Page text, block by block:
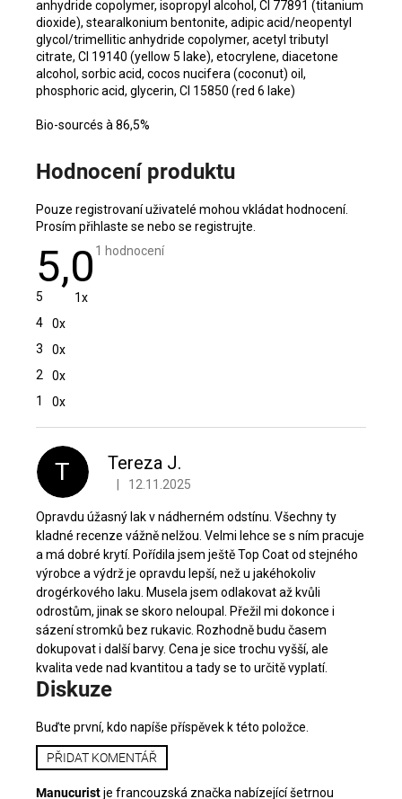
anhydride copolymer, isopropyl alcohol, CI 77891 (titanium
dioxide), stearalkonium bentonite, adipic acid/neopentyl
glycol/trimellitic anhydride copolymer, acetyl tributyl
citrate, CI 19140 (yellow 5 lake), etocrylene, diacetone
alcohol, sorbic acid, cocos nucifera (coconut) oil,
phosphoric acid, glycerin, CI 15850 (red 6 lake)
Bio-sourcés à 86,5%
Hodnocení produktu
Pouze registrovaní uživatelé mohou vkládat hodnocení.
Prosím přihlaste se nebo se registrujte.
5,0 Průměrné
1 hodnocení
5
1x
4
0x
3
0x
2
0x
1
0x
p
i
h
o
d
n
o
c
e
n
í
T Tereza J.
Hodnocení produktu je 5 z 5 hvězdiček.
12.11.2025
Opravdu úžasný lak v nádherném odstínu. Všechny ty
kladné recenze vážně nelžou. Velmi lehce se s ním pracuje
a má dobré krytí. Pořídila jsem ještě Top Coat od stejného
výrobce a výdrž je opravdu lepší, než u jakéhokoliv
drogérkového laku. Musela jsem odlakovat až kvůli
odrostům, jinak se skoro neloupal. Přežil mi dokonce i
sázení stromků bez rukavic. Rozhodně budu časem
dokupovat i další barvy. Cena je sice trochu vyšší, ale
kvalita vede nad kvantitou a tady se to určitě vyplatí.
Diskuze
Buďte první, kdo napíše příspěvek k této položce.
PŘIDAT KOMENTÁŘ
Manucuristje francouzská značka nabízející šetrnou